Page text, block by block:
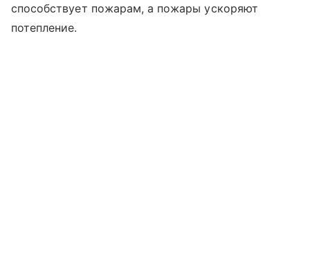
способствует пожарам, а пожары ускоряют
потепление.